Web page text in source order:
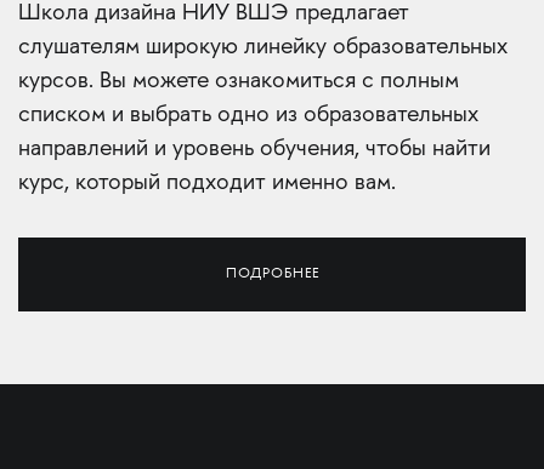
Школа дизайна НИУ ВШЭ предлагает
слушателям широкую линейку образовательных
курсов. Вы можете ознакомиться с полным
списком и выбрать одно из образовательных
направлений и уровень обучения, чтобы найти
курс, который подходит именно вам.
ПОДРОБНЕЕ